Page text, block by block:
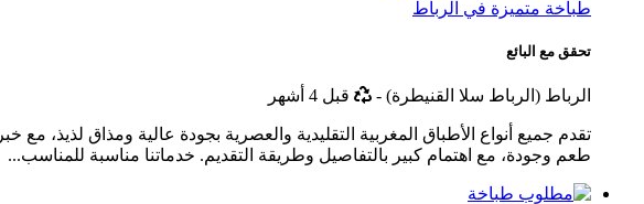
طباخة متميزة في الرباط
تحقق مع البائع
الرباط (الرباط سلا القنيطرة) -
أخر
قبل 4 أشهر
تقدم جميع أنواع الأطباق المغربية التقليدية والعصرية بجودة عالية ومذاق
طعم وجودة، مع اهتمام كبير بالتفاصيل وطريقة التقديم. خدماتنا مناسبة للمناسب...